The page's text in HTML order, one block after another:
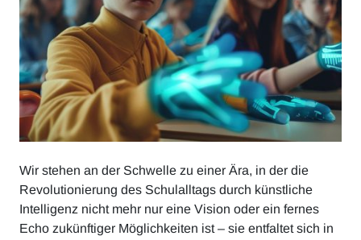
Wir stehen an der Schwelle zu einer Ära, in der die
Revolutionierung des Schulalltags durch künstliche
Intelligenz nicht mehr nur eine Vision oder ein fernes
Echo zukünftiger Möglichkeiten ist – sie entfaltet sich in